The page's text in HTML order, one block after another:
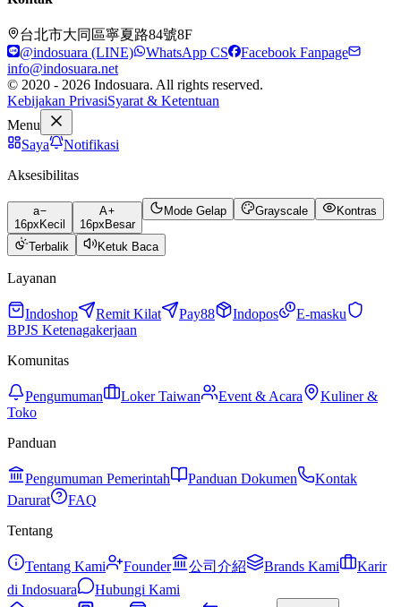
台北市大同區寧夏路84號8F
@indosuara (LINE)
WhatsApp CS
Facebook Fanpage
info@indosuara.net
© 2020 - 2026 Indosuara. All rights reserved.
Kebijakan PrivasiSyarat & Ketentuan
Menu
Saya
Notifikasi
Aksesibilitas
a
16px Kecil
A
16px Besar
Mode Gelap Grayscale Kontras
Terbalik Ketuk Baca
Layanan
Indoshop Remit Kilat Pay88 Indopos
E-masku
BPJS Ketenagakerjaan
Komunitas
Pengumuman Loker Taiwan Event & Acara
Kuliner &
Toko
Panduan
Pengumuman Pemerintah Panduan Dokumen
Kontak
Darurat
FAQ
Tentang
Tentang Kami Founder 公司介紹 Brands Kami
Karir
di Indosuara
Hubungi Kami